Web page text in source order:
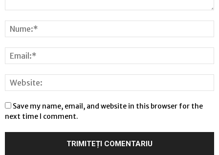
Save my name, email, and website in this browser for the
next time I comment.